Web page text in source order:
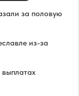
за половую
из-за